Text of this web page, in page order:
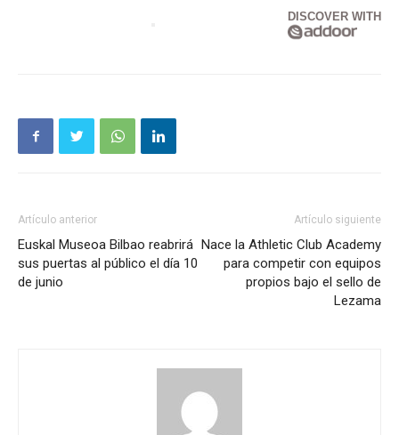
DISCOVER WITH
Artículo anterior
Euskal Museoa Bilbao reabrirá
sus puertas al público el día 10
de junio
Artículo siguiente
Nace la Athletic Club Academy
para competir con equipos
propios bajo el sello de
Lezama